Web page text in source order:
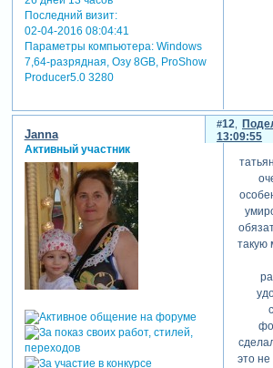
Последний визит:
02-04-2016 08:04:41
Параметры компьютера:Windows
7,64-разрядная, Озу 8GB, ProShow
Producer5.0 3280
12
13:09:55
Janna
Активный участник
такую
это не